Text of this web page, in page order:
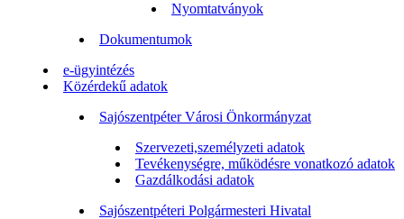
Nyomtatványok
Dokumentumok
e-ügyintézés
Közérdekű adatok
Sajószentpéter Városi Önkormányzat
Szervezeti,személyzeti adatok
Tevékenységre, működésre vonatkozó adatok
Gazdálkodási adatok
Sajószentpéteri Polgármesteri Hivatal